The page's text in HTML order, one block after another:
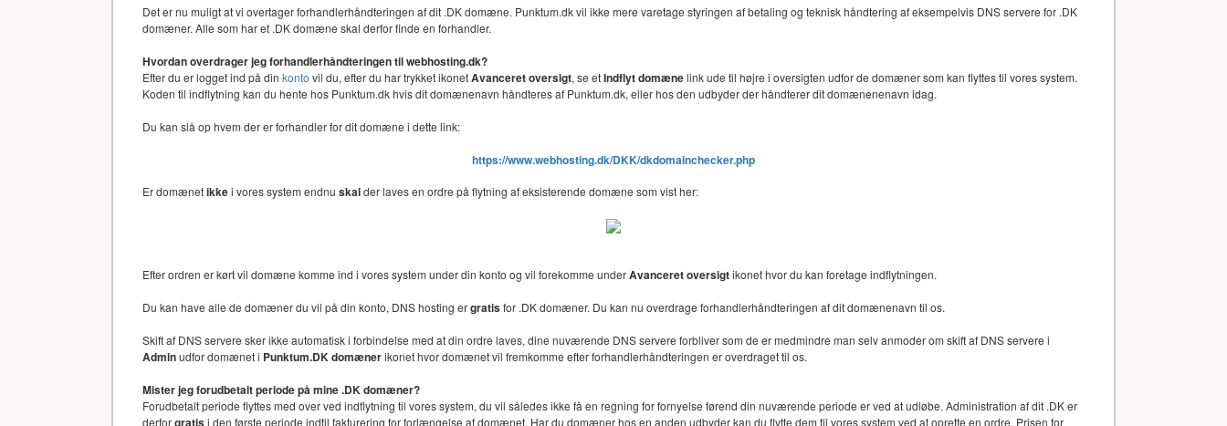
Det er nu muligt at vi overtager forhandlerhåndteringen af dit .DK domæne. Punktum.dk vil ikke mere varetage styringen af betaling og teknisk håndtering af eksempelvis DNS servere for .DK
domæner. Alle som har et .DK domæne skal derfor finde en forhandler.
Hvordan overdrager jeg forhandlerhåndteringen til webhosting.dk?
Efter du er logget ind på din konto vil du, efter du har trykket ikonetAvanceret oversigt, se etIndflyt domænelink ude til højre i oversigten udfor de domæner som kan flyttes til vores system.
Koden til indflytning kan du hente hos Punktum.dk hvis dit domænenavn håndteres af Punktum.dk, eller hos den udbyder der håndterer dit domænenenavn idag.
Du kan slå op hvem der er forhandler for dit domæne i dette link:
https://www.webhosting.dk/DKK/dkdomainchecker.php
Er domænetikkei vores system endnu skalder laves en ordre på flytning af eksisterende domæne som vist her:
Efter ordren er kørt vil domæne komme ind i vores system under din konto og vil forekomme underAvanceret oversigtikonet hvor du kan foretage indflytningen.
Du kan have alle de domæner du vil på din konto, DNS hosting ergratisfor .DK domæner. Du kan nu overdrage forhandlerhåndteringen af dit domænenavn til os.
Skift af DNS servere sker ikke automatisk i forbindelse med at din ordre laves, dine nuværende DNS servere forbliver som de er medmindre man selv anmoder om skift af DNS servere i
Adminudfor domænet i Punktum.DK domænerikonet hvor domænet vil fremkomme efter forhandlerhåndteringen er overdraget til os.
Mister jeg forudbetalt periode på mine .DK domæner?
Forudbetalt periode flyttes med over ved indflytning til vores system, du vil således ikke få en regning for fornyelse førend din nuværende periode er ved at udløbe. Administration af dit .DK er
derforgratisi den første periode indtil fakturering for forlængelse af domænet. Har du domæner hos en anden udbyder kan du flytte dem til vores system ved at oprette en ordre. Prisen for